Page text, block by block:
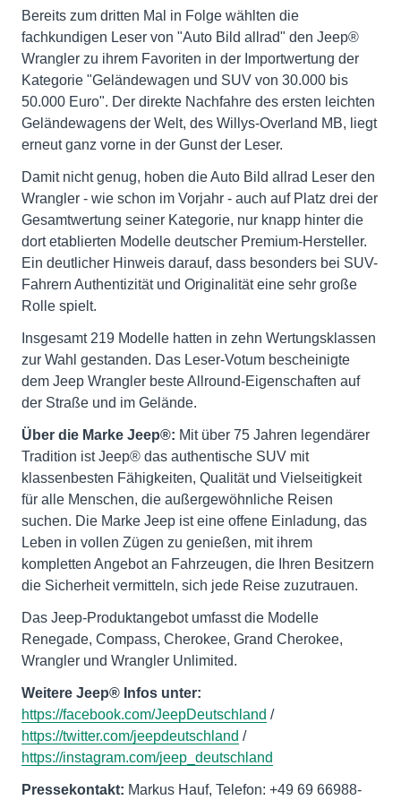
Bereits zum dritten Mal in Folge wählten die
fachkundigen Leser von "Auto Bild allrad" den Jeep®
Wrangler zu ihrem Favoriten in der Importwertung der
Kategorie "Geländewagen und SUV von 30.000 bis
50.000 Euro". Der direkte Nachfahre des ersten leichten
Geländewagens der Welt, des Willys-Overland MB, liegt
erneut ganz vorne in der Gunst der Leser.
Damit nicht genug, hoben die Auto Bild allrad Leser den
Wrangler - wie schon im Vorjahr - auch auf Platz drei der
Gesamtwertung seiner Kategorie, nur knapp hinter die
dort etablierten Modelle deutscher Premium-Hersteller.
Ein deutlicher Hinweis darauf, dass besonders bei SUV-
Fahrern Authentizität und Originalität eine sehr große
Rolle spielt.
Insgesamt 219 Modelle hatten in zehn Wertungsklassen
zur Wahl gestanden. Das Leser-Votum bescheinigte
dem Jeep Wrangler beste Allround-Eigenschaften auf
der Straße und im Gelände.
Über die Marke Jeep®: Mit über 75 Jahren legendärer
Tradition ist Jeep® das authentische SUV mit
klassenbesten Fähigkeiten, Qualität und Vielseitigkeit
für alle Menschen, die außergewöhnliche Reisen
suchen. Die Marke Jeep ist eine offene Einladung, das
Leben in vollen Zügen zu genießen, mit ihrem
kompletten Angebot an Fahrzeugen, die Ihren Besitzern
die Sicherheit vermitteln, sich jede Reise zuzutrauen.
Das Jeep-Produktangebot umfasst die Modelle
Renegade, Compass, Cherokee, Grand Cherokee,
Wrangler und Wrangler Unlimited.
Weitere Jeep® Infos unter:
https://facebook.com/JeepDeutschland /
https://twitter.com/jeepdeutschland /
https://instagram.com/jeep_deutschland
Pressekontakt: Markus Hauf, Telefon: +49 69 66988-